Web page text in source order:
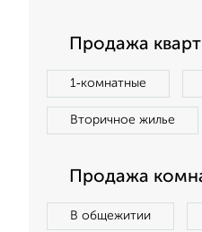
Продажа
1‑комнатные
Вторичное жилье
Продажа
В общежитии